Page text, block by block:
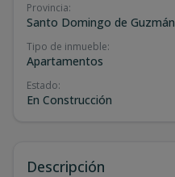
Provincia:
Santo Domingo de Guzmán
Tipo de inmueble:
Apartamentos
Estado:
En Construcción
Descripción